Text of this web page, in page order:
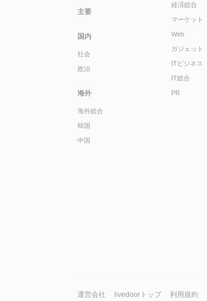
主要
国内
社会
政治
海外
海外総合
韓国
中国
経済総合
マーケット
Web
ガジェット
ITビジネス
IT総合
PR
運営会社 livedoorトップ 利用規約